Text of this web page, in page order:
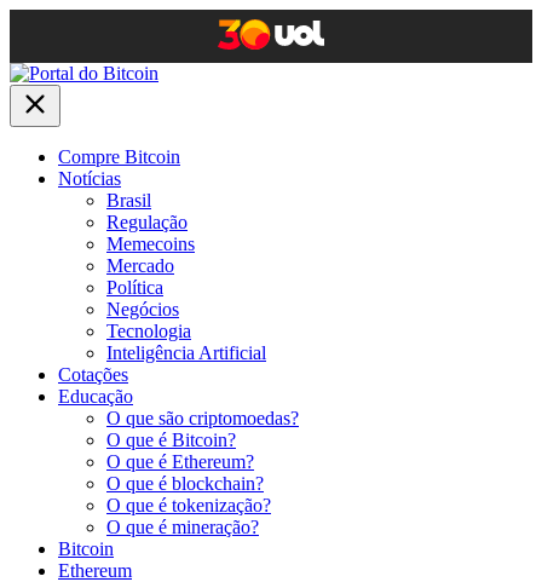
Compre Bitcoin
Notícias
Brasil
Regulação
Memecoins
Mercado
Política
Negócios
Tecnologia
Inteligência Artificial
Cotações
Educação
O que são criptomoedas?
O que é Bitcoin?
O que é Ethereum?
O que é blockchain?
O que é tokenização?
O que é mineração?
Bitcoin
Ethereum